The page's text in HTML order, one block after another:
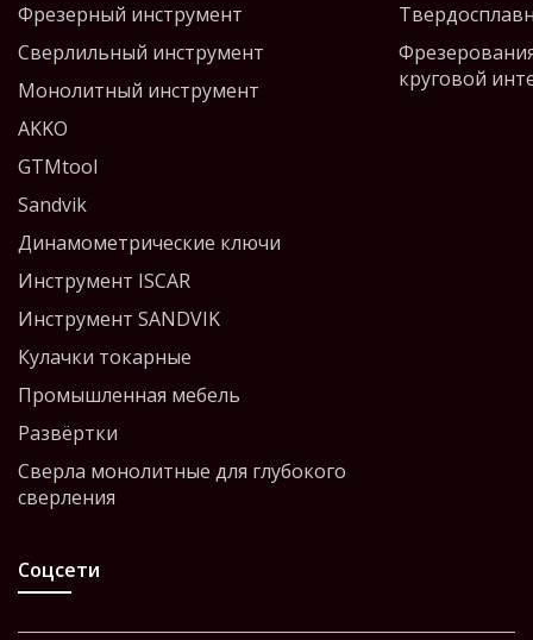
Фрезерный инструмент
Сверлильный инструмент
Монолитный инструмент
AKKO
GTMtool
Sandvik
Динамометрические ключи
Инструмент ISCAR
Инструмент SANDVIK
Кулачки токарные
Промышленная мебель
Развёртки
Сверла монолитные для глубокого
сверления
круговой
Соцсети